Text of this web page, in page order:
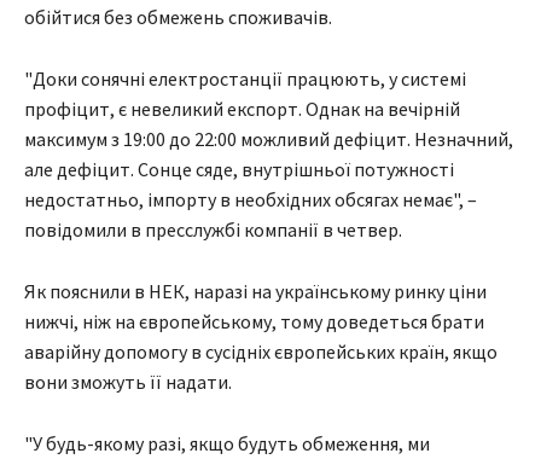
обійтися без обмежень споживачів.
"Доки сонячні електростанції працюють, у системі
профіцит, є невеликий експорт. Однак на вечірній
максимум з 19:00 до 22:00 можливий дефіцит. Незначний,
але дефіцит. Сонце сяде, внутрішньої потужності
недостатньо, імпорту в необхідних обсягах немає", –
повідомили в пресслужбі компанії в четвер.
Як пояснили в НЕК, наразі на українському ринку ціни
нижчі, ніж на європейському, тому доведеться брати
аварійну допомогу в сусідніх європейських країн, якщо
вони зможуть її надати.
"У будь-якому разі, якщо будуть обмеження, ми